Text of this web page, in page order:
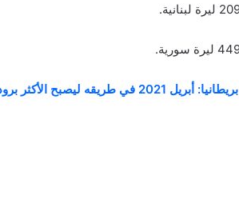
بريطانيا: أبريل 2021 في طريقه ليصبح الأكثر برودة منذ 60 عاما